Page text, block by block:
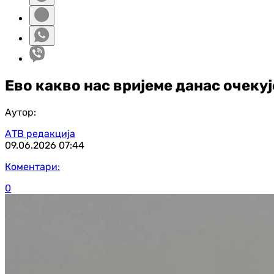
Ево какво нас вријеме данас
Аутор:
АТВ редакција
09.06.2026 07:44
Коментари:
0